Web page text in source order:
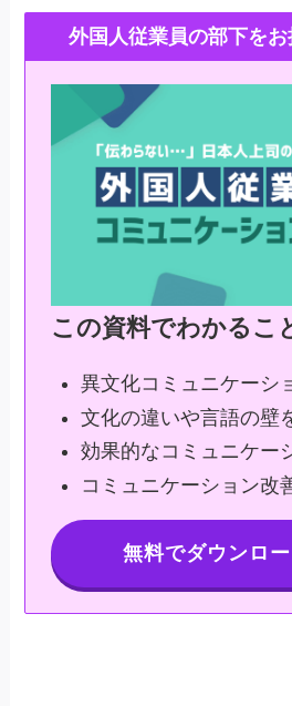
外国人従業員の部下を
この資料でわかるこ
異文化コミュニケーシ
文化の違いや言語の壁
効果的なコミュニケー
コミュニケーション改
無料でダウンロ